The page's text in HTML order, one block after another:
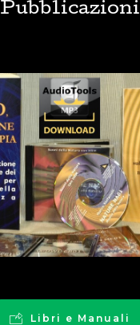
Pubblicazioni
Libri e Manuali